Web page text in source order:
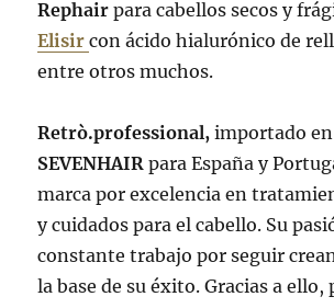
Rephair para cabellos secos y
Elisircon ácido hialurónico de
entre otros muchos.
Retrò.professional,importado
SEVENHAIR para España y
marca por excelencia en
y cuidados para el cabello. Su
constante trabajo por seguir
la base de su éxito. Gracias a ello,